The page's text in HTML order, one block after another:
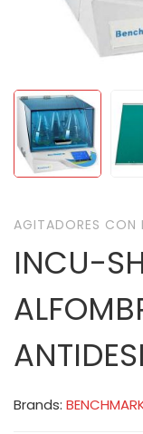
AGITADORES CON
INCU-
Brands: